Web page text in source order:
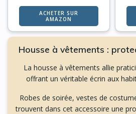
ACHETER SUR
AMAZON
Housse à vêtements :
La housse à vêtements allie
offrant un véritable écrin aux
Robes de soirée, vestes de
trouvent dans cet accessoire une